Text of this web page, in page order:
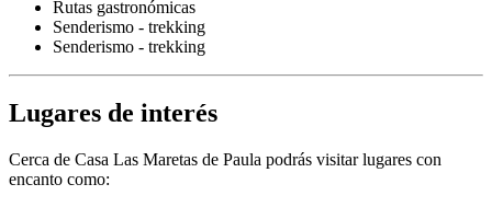
Rutas gastronómicas
Senderismo - trekking
Senderismo - trekking
Lugares de interés
Cerca de Casa Las Maretas de Paula podrás visitar lugares con
encanto como: